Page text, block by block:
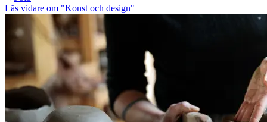
Läs vidare om "Konst och design"